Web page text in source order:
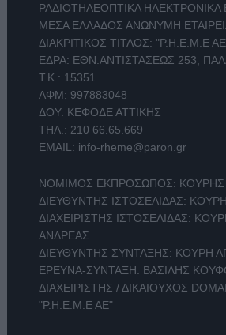
ΡΑΔΙΟΤΗΛΕΟΠΤΙΚΑ ΗΛΕΚΤΡΟΝΙΚΑ
ΜΕΣΑ ΕΛΛΑΔΟΣ ΑΝΩΝΥΜΗ
ΔΙΑΚΡΙΤΙΚΟΣ ΤΙΤΛΟΣ: "Ρ.Η.Ε.Μ.Ε
ΕΔΡΑ: ΕΘΝ.ΑΝΤΙΣΤΑΣΕΩΣ 253,
Τ.Κ.: 15351
ΑΦΜ: 997883048
ΔΟΥ: ΚΕΦΟΔΕ ΑΤΤΙΚΗΣ
ΤΗΛ.: 210 66.65.669
EMAIL: info-rheme@paron.gr
ΝΟΜΙΜΟΣ ΕΚΠΡΟΣΩΠΟΣ: ΚΟΥΡΗΣ
ΔΙΕΥΘΥΝΤΗΣ ΙΣΤΟΣΕΛΙΔΑΣ:
ΔΙΑΧΕΙΡΙΣΤΗΣ ΙΣΤΟΣΕΛΙΔΑΣ:
ΑΝΔΡΕΑΣ
ΔΙΕΥΘΥΝΤΗΣ ΣΥΝΤΑΞΗΣ: ΚΟΥΡΗ
ΕΡΕΥΝΑ-ΣΥΝΤΑΞΗ: ΒΑΣΙΛΗΣ
ΔΙΑΧΕΙΡΙΣΤΗΣ / ΔΙΚΑΙΟΥΧΟΣ
"Ρ.Η.Ε.Μ.Ε ΑΕ"